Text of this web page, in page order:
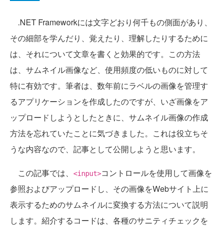
.NET Frameworkには文字どおり何千もの側面があり、
その細部を学んだり、覚えたり、理解したりするために
は、それについて文章を書くと効果的です。この方法
は、サムネイル画像など、使用頻度の低いものに対して
特に有効です。筆者は、数年前にラベルの画像を管理す
るアプリケーションを作成したのですが、いざ画像をア
ップロードしようとしたときに、サムネイル画像の作成
方法を忘れていたことに気づきました。これは役立ちそ
うな内容なので、記事として公開しようと思います。
この記事では、 <input>コントロールを使用して画像を
参照およびアップロードし、その画像をWebサイト上に
表示するためのサムネイルに変換する方法について説明
します。紹介するコードは、各種のサニティチェックを